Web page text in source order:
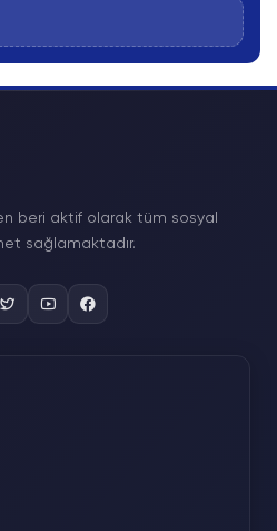
beri aktif olarak tüm sosyal
sağlamaktadır.